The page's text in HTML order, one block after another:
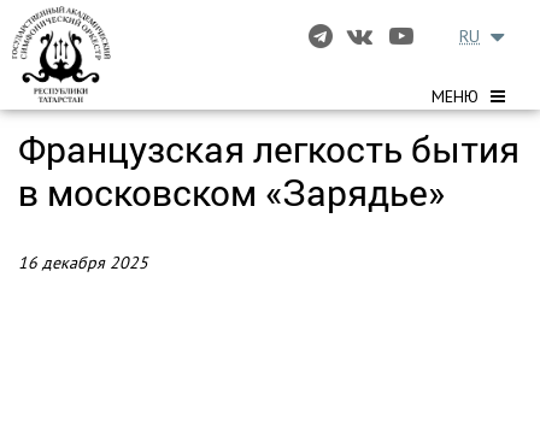
МЕНЮ
RU
Французская легкость бытия
в московском «Зарядье»
16 декабря 2025